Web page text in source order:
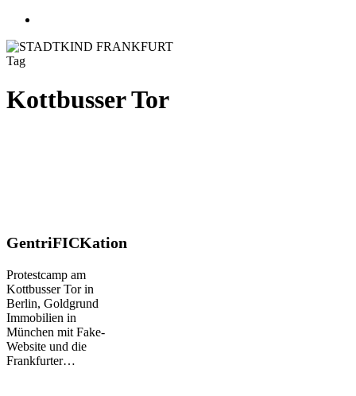
Tag
Kottbusser Tor
GentriFICKation
GentriFICKation
Protestcamp am
Kottbusser Tor in
Berlin, Goldgrund
Immobilien in
München mit Fake-
Website und die
Frankfurter…